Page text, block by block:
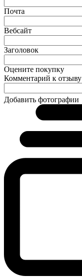
Почта
Вебсайт
Заголовок
Оцените покупку
Комментарий к отзыву
Добавить фотографии